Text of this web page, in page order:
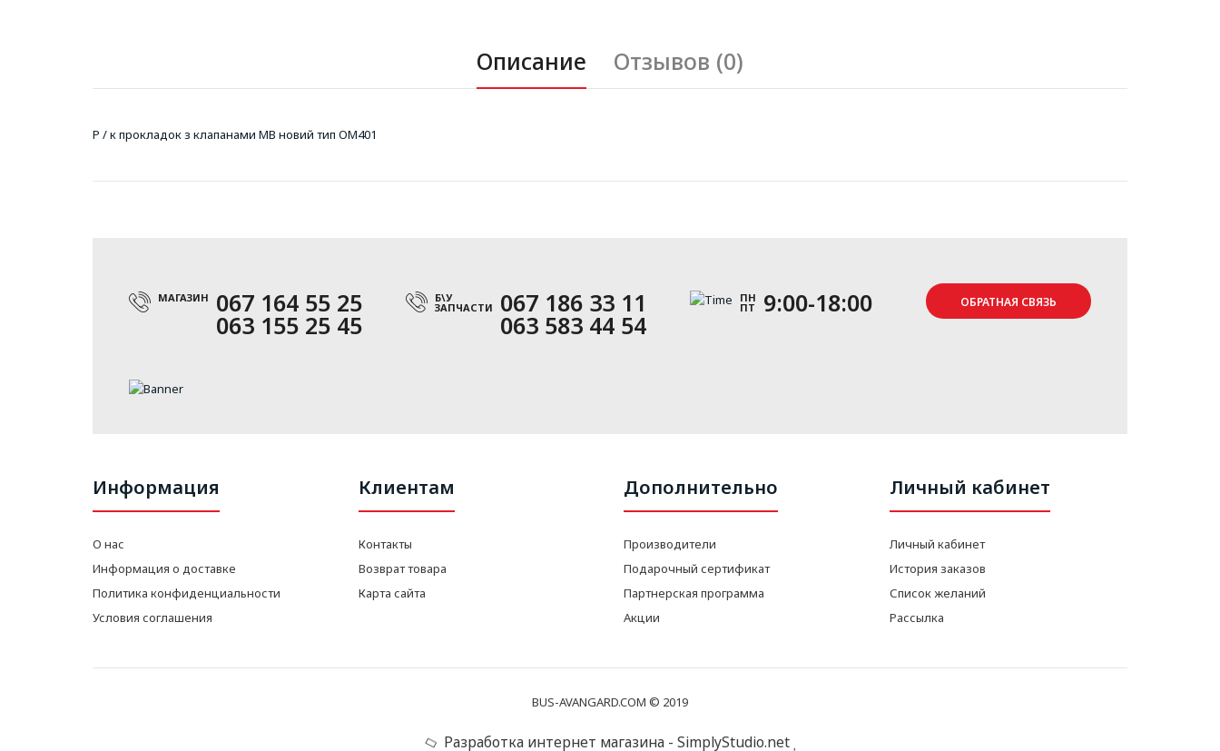
Описание Отзывов (0)
Р / к прокладок з клапанами MB новий тип OM401
ОБРАТНАЯ СВЯЗЬ
МАГАЗИН 067 164 55 25
063 155 25 45
Б\У
ЗАПЧАСТИ 067 186 33 11
063 583 44 54
ПН
ПТ 9:00-18:00
Информация
О нас
Информация о доставке
Политика конфиденциальности
Условия соглашения
Клиентам
Контакты
Возврат товара
Карта сайта
Дополнительно
Производители
Подарочный сертификат
Партнерская программа
Акции
Личный кабинет
Личный кабинет
История заказов
Список желаний
Рассылка
BUS-AVANGARD.COM © 2019
Разработка интернет магазина - SimplyStudio.net